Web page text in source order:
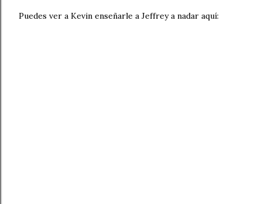
Puedes ver a Kevin enseñarle a Jeffrey a nadar aquí: